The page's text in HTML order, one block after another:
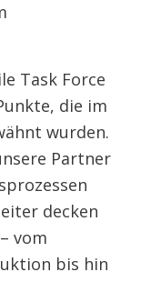
Task Force
die im
wurden.
Partner
decken
vom
bis hin